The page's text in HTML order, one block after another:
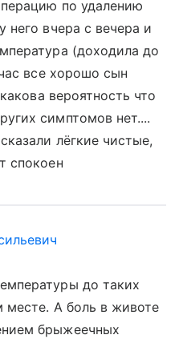
по удалению
него вчера с вечера и
(доходила до
все хорошо сын
вероятность что
симптомов нет....
лёгкие чистые,
спокоен
до таких
месте. А боль в животе
брыжеечных